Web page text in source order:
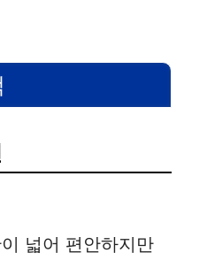
넓어 편안하지만